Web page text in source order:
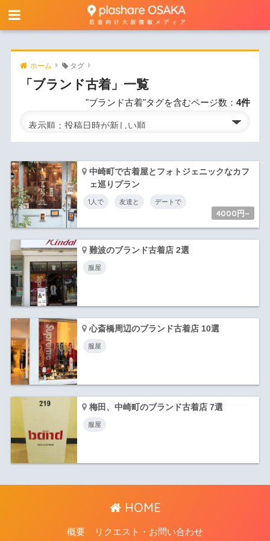
ホーム タグ
「ブランド古着」一覧
"ブランド古着"タグを含むページ数：4件
中崎町で古着屋とフォトジェニックなカフ
ェ巡りプラン
1人で 友達と デートで
4000円~
難波のブランド古着店 2選
服屋
心斎橋周辺のブランド古着店 10選
服屋
梅田、中崎町のブランド古着店 7選
服屋
HOME
概要 リクエスト・お問い合わせ